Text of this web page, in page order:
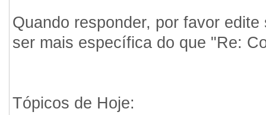
Quando responder, por favor
ser mais específica do que "Re:
Tópicos de Hoje: